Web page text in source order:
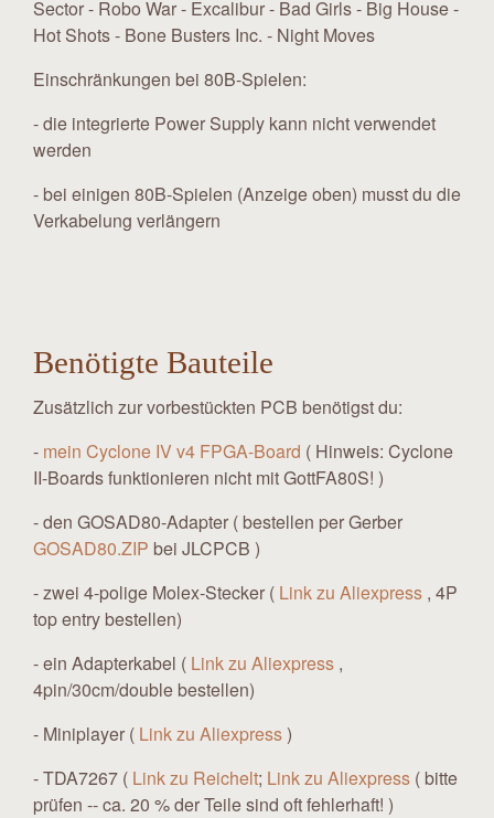
Sector - Robo War - Excalibur - Bad Girls - Big House -
Hot Shots - Bone Busters Inc. - Night Moves
Einschränkungen bei 80B-Spielen:
- die integrierte Power Supply kann nicht verwendet
werden
- bei einigen 80B-Spielen (Anzeige oben) musst du die
Verkabelung verlängern
Benötigte Bauteile
Zusätzlich zur vorbestückten PCB benötigst du:
- mein Cyclone IV v4 FPGA-Board ( Hinweis: Cyclone
II-Boards funktionieren nicht mit GottFA80S! )
- den GOSAD80-Adapter ( bestellen per Gerber
GOSAD80.ZIP bei JLCPCB )
- zwei 4-polige Molex-Stecker ( Link zu Aliexpress , 4P
top entry bestellen)
- ein Adapterkabel ( Link zu Aliexpress ,
4pin/30cm/double bestellen)
- Miniplayer ( Link zu Aliexpress)
- TDA7267 ( Link zu Reichelt; Link zu Aliexpress ( bitte
prüfen -- ca. 20 % der Teile sind oft fehlerhaft! )